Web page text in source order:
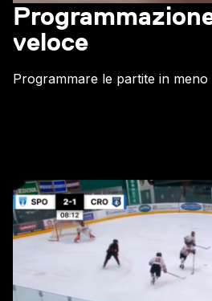
veloce
Programmare le partite in meno